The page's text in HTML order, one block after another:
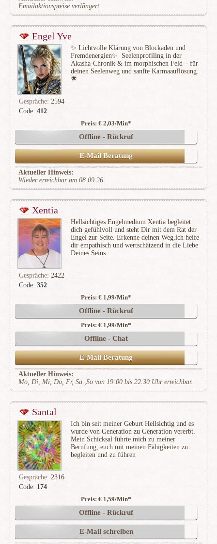
Emailaktionspreise verlängert
Engel Yve
Code: 412
✨ Lichtvolle Klärung von Blockaden und
Fremdenergien✨ ️ Seelenprofiling in der
Akasha-Chronik & im morphischen Feld – für
deinen Seelenweg und sanfte Karmaauflösung.
🌟
Gespräche: 2594
(533)
Preis: € 2,03/Min*
Offline - Rückruf
E-Mail Beratung
Aktueller Hinweis:
Wieder erreichbar am 08.09.26
Xentia
Code: 352
Hellsichtiges Engelmedium Xentia begleitet
dich gefühlvoll und steht Dir mit dem Rat der
Engel zur Seite. Erkenne deinen Weg,ich helfe
dir empathisch und wertschätzend in die Liebe
Deines Seins
Gespräche: 2422
(182)
Preis: € 1,99/Min*
Offline - Rückruf
Preis: € 1,99/Min*
Offline - Chat
E-Mail Beratung
Aktueller Hinweis:
Mo, Di, Mi, Do, Fr, Sa ,So von 19:00 bis 22.30 Uhr erreichbar.
Santal
Code: 174
Ich bin seit meiner Geburt Hellsichtig und es
wurde von Generation zu Generation vererbt.
Mein Schicksal führte mich zu meiner
Berufung, euch mit meinen Fähigkeiten zu
begleiten und zu führen
Gespräche: 2316
(277)
Preis: € 1,59/Min*
Offline - Rückruf
E-Mail schreiben